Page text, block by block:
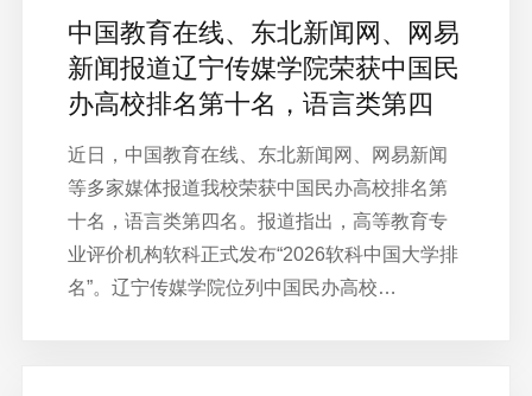
中国教育在线、东北新闻网、网易
新闻报道辽宁传媒学院荣获中国民
办高校排名第十名，语言类第四
近日，中国教育在线、东北新闻网、网易新闻
等多家媒体报道我校荣获中国民办高校排名第
十名，语言类第四名。报道指出，高等教育专
业评价机构软科正式发布“2026软科中国大学排
名”。辽宁传媒学院位列中国民办高校…